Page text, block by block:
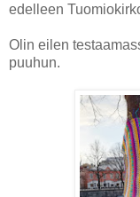
edelleen
Olin eilen
puuhun.